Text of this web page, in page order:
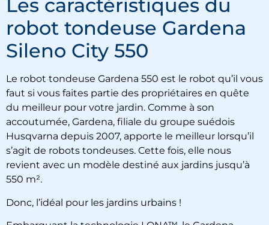
Les caractéristiques du
robot tondeuse Gardena
Sileno City 550
Le robot tondeuse Gardena 550 est le robot qu’il vous
faut si vous faites partie des propriétaires en quête
du meilleur pour votre jardin. Comme à son
accoutumée, Gardena, filiale du groupe suédois
Husqvarna depuis 2007, apporte le meilleur lorsqu’il
s’agit de robots tondeuses. Cette fois, elle nous
revient avec un modèle destiné aux jardins jusqu’à
550 m².
Donc, l’idéal pour les jardins urbains !